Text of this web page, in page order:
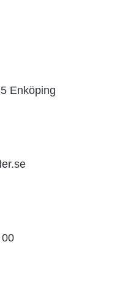
Enköping